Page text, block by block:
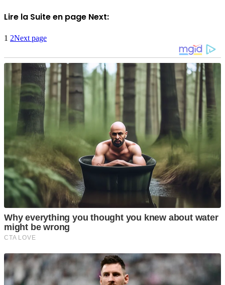
Lire la Suite en page Next:
1 2Next page